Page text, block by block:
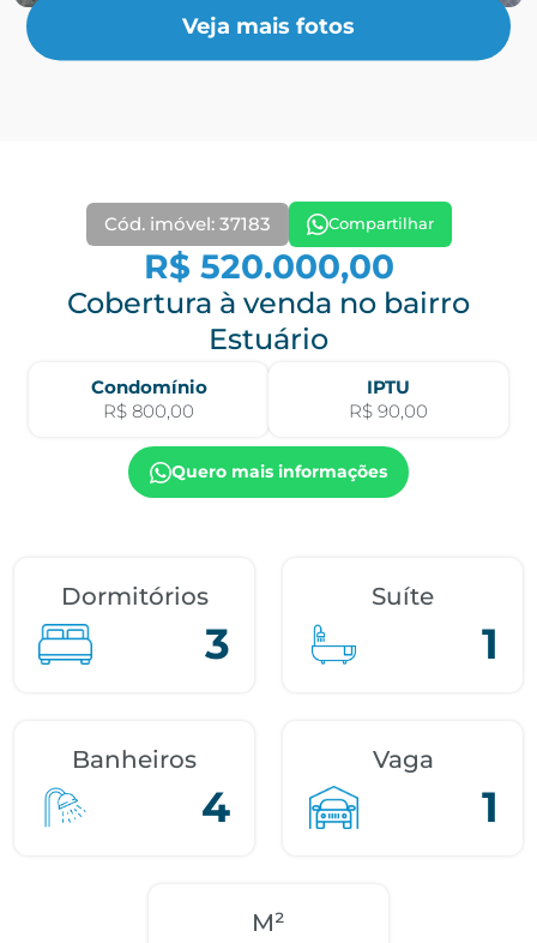
Veja mais fotos
Cód. imóvel: 37183 Compartilhar
R$ 520.000,00
Cobertura à venda no bairro
Estuário
Condomínio
R$ 800,00
IPTU
R$ 90,00
Quero mais informações
Dormitórios
3
Suíte
1
Banheiros
4
Vaga
1
M²